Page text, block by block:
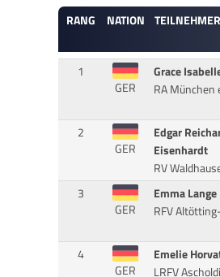
RANG NATION TEILNEHMER
1
GER
Grace
RA München
2
GER
Edgar
Eisenhardt
RV
3
GER
Emma Lange
RFV
4
GER
Emelie
LRFV